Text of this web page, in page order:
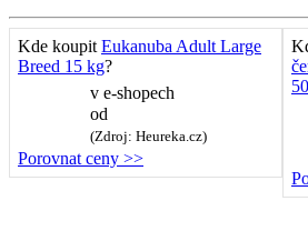
Kde koupit Eukanuba Adult Large
Breed 15 kg?
v e-shopech
od
(Zdroj: Heureka.cz)
Porovnat ceny >>